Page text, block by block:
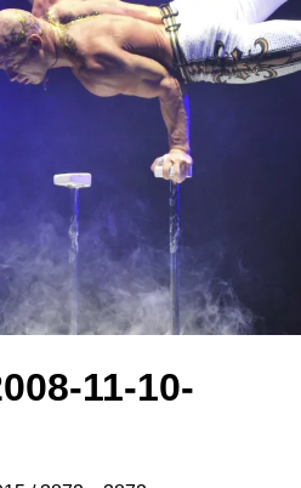
11-10-